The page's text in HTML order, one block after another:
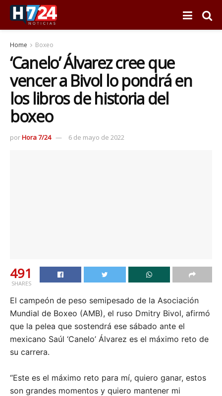
Home Boxeo
‘Canelo’ Álvarez cree que
vencer a Bivol lo pondrá en
los libros de historia del
boxeo
porHora 7/24 6 de mayo de 2022
491
SHARES
El campeón de peso semipesado de la Asociación
Mundial de Boxeo (AMB), el ruso Dmitry Bivol, afirmó
que la pelea que sostendrá ese sábado ante el
mexicano Saúl ‘Canelo’ Álvarez es el máximo reto de
su carrera.
“Este es el máximo reto para mí, quiero ganar, estos
son grandes momentos y quiero mantener mi